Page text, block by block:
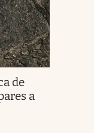
de
a